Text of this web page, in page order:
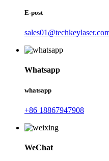
E-post
Whatsapp
whatsapp
+86 18867947908
WeChat